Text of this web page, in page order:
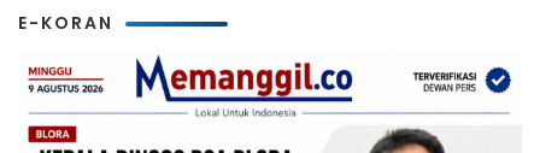
E-KORAN